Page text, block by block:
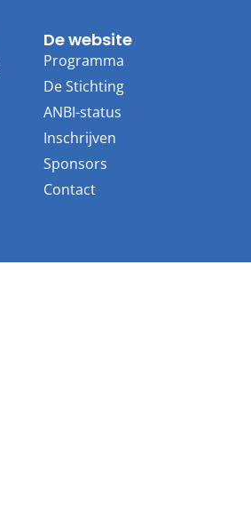
De website
Programma
De Stichting
ANBI-status
Inschrijven
Sponsors
Contact